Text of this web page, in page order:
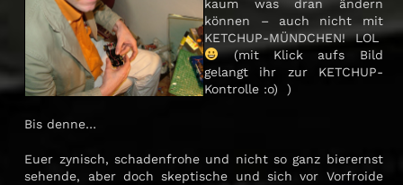
kaum was dran ändern
können – auch nicht mit
KETCHUP-MÜNDCHEN! LOL
(mit Klick aufs Bild
gelangt ihr zur KETCHUP-
Kontrolle :o) )
Bis denne…
Euer zynisch, schadenfrohe und nicht so ganz bierernst
sehende, aber doch skeptische und sich vor Vorfroide